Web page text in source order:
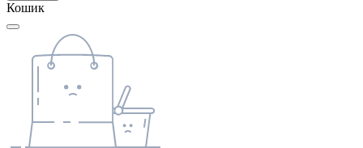
Кошик